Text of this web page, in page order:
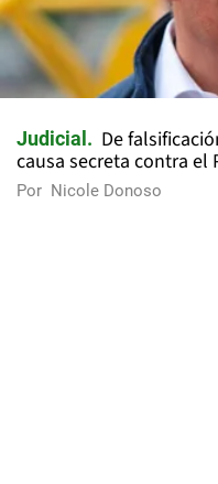
Judicial
De
causa secreta contra el
Por Nicole Donoso